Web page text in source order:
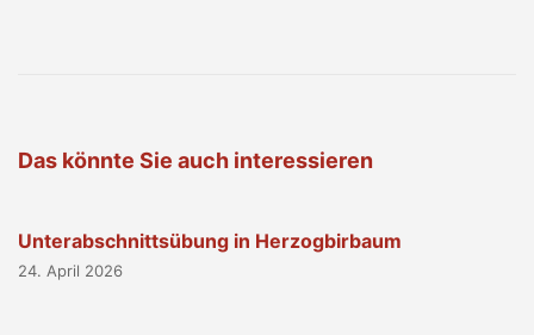
Das könnte Sie auch interessieren
Unterabschnittsübung in Herzogbirbaum
24. April 2026